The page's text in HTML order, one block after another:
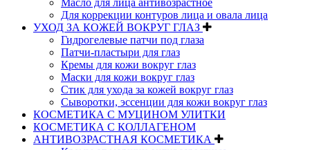
Масло для лица антивозрастное
Для коррекции контуров лица и овала лица
УХОД ЗА КОЖЕЙ ВОКРУГ ГЛАЗ
Гидрогелевые патчи под глаза
Патчи-пластыри для глаз
Кремы для кожи вокруг глаз
Маски для кожи вокруг глаз
Стик для ухода за кожей вокруг глаз
Сыворотки, эссенции для кожи вокруг глаз
КОСМЕТИКА С МУЦИНОМ УЛИТКИ
КОСМЕТИКА С КОЛЛАГЕНОМ
АНТИВОЗРАСТНАЯ КОСМЕТИКА